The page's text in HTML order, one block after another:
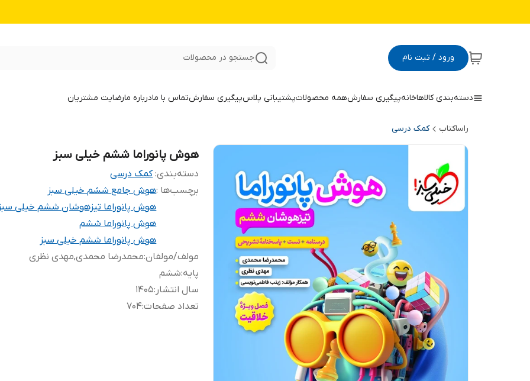
ورود / ثبت نام جستجو در محصولات
دسته‌بندی کالاهاخانهپیگیری سفارشهمه محصولاتپشتیبانی پلاسپیگیری سفارشتماس با مادرباره مارضایت مشتریان
راساکتاب کمک درسی
هوش پانوراما ششم خیلی سبز
دسته‌بندی:کمک درسی
برچسب‌ها :هوش جامع ششم خیلی سبز
هوش پانوراما تیزهوشان ششم خیلی سبز
هوش پانوراما ششم
هوش پانوراما ششم خیلی سبز
مولف/مولفان:محمدرضا محمدی,مهدی نظری
پایه:ششم
سال انتشار :
1405
تعداد صفحات:
704